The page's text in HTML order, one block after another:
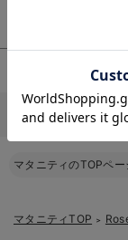
マタニティ アウター
その他
マタニティのTOPペー
マタニティTOP ＞